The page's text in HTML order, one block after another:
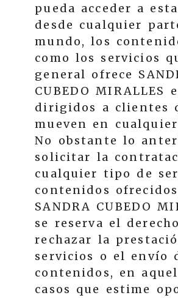
pueda acceder a
desde cualquier
mundo, los
como los servicios
general ofrece
CUBEDO MIRALLES
dirigidos a clientes
mueven en
No obstante lo
solicitar la
cualquier tipo de
contenidos
SANDRA CUBEDO
se reserva el
rechazar la
servicios o el envío
contenidos, en
casos que estime